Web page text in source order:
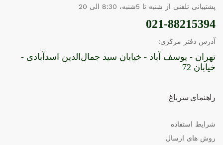
پشتیبانی تلفنی از شنبه تا 5شنبه، 8:30 الی 20
021-88215394
آدرس دفتر مرکزی:
تهران - یوسف آباد - خیابان سید جمال‌الدین اسدآبادی -
خیابان 72
راهنمای سرباغ
شرایط استفاده
روش های ارسال